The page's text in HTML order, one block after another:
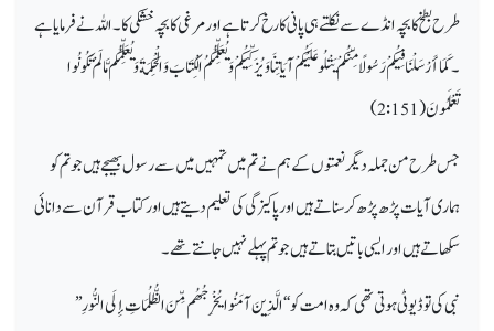
طرح بطخ کابچہ انڈے سے نکلتےہی پانی کا رخ کرتا ہے اور مرغی کابچہ خشکی کا ۔ اللہ نے فرمایا ہے
۔كَمَا أَرْسَلْنَا فِيكُمْ رَسُولًا مِّنكُمْ يَتْلُو عَلَيْكُمْ آيَاتِنَا وَيُزَكِّيكُمْ وَيُعَلِّمُكُمُ الْكِتَابَ وَالْحِكْمَةَ وَيُعَلِّمُكُم مَّا لَمْ تَكُونُوا
تَعْلَمُونَ( 2:151)
جس طرح من جملہدیگر نعمتوں کے ہم نے تم میں تمہیں میں سے رسول بھیجے ہیں جو تم کو
ہماری آیات پڑھ پڑھ کر سناتے ہیں او رپاکیزگی کی تعلیمدیتے ہیں او رکتاب قرآن سے دانائی
سکھاتےہیں اور ایسی باتیں بتاتےہیں جو تم پہلے نہیں جانتے تھے ۔
نبی کی تو ڈیوٹی ہوتی تھی کہ وہ امت کو ‘‘الَّذِينَ آمَنُوا يُخْرِجُهُم مِّنَ الظُّلُمَاتِ إِلَى النُّورِ’’